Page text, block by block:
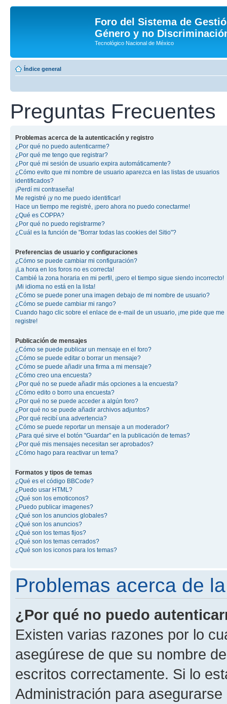
Foro del Sistema de
Género y no
Tecnológico Nacional de México
Índice general
Preguntas Frecuentes
Problemas acerca de la autenticación y registro
¿Por qué no puedo autenticarme?
¿Por qué me tengo que registrar?
¿Por qué mi sesión de usuario expira automáticamente?
¿Cómo evito que mi nombre de usuario aparezca en las listas de usuarios
identificados?
¡Perdí mi contraseña!
Me registré ¡y no me puedo identificar!
Hace un tiempo me registré, ¡pero ahora no puedo conectarme!
¿Qué es COPPA?
¿Por qué no puedo registrarme?
¿Cuál es la función de "Borrar todas las cookies del Sitio"?
Preferencias de usuario y configuraciones
¿Cómo se puede cambiar mi configuración?
¡La hora en los foros no es correcta!
Cambié la zona horaria en mi perfil, ¡pero el tiempo sigue siendo incorrecto!
¡Mi idioma no está en la lista!
¿Cómo se puede poner una imagen debajo de mi nombre de usuario?
¿Cómo se puede cambiar mi rango?
Cuando hago clic sobre el enlace de e-mail de un usuario, ¡me pide que me
registre!
Publicación de mensajes
¿Cómo se puede publicar un mensaje en el foro?
¿Cómo se puede editar o borrar un mensaje?
¿Cómo se puede añadir una firma a mi mensaje?
¿Cómo creo una encuesta?
¿Por qué no se puede añadir más opciones a la encuesta?
¿Cómo edito o borro una encuesta?
¿Por qué no se puede acceder a algún foro?
¿Por qué no se puede añadir archivos adjuntos?
¿Por qué recibí una advertencia?
¿Cómo se puede reportar un mensaje a un moderador?
¿Para qué sirve el botón "Guardar" en la publicación de temas?
¿Por qué mis mensajes necesitan ser aprobados?
¿Cómo hago para reactivar un tema?
Formatos y tipos de temas
¿Qué es el código BBCode?
¿Puedo usar HTML?
¿Qué son los emoticonos?
¿Puedo publicar imagenes?
¿Qué son los anuncios globales?
¿Qué son los anuncios?
¿Qué son los temas fijos?
¿Qué son los temas cerrados?
¿Qué son los iconos para los temas?
Problemas acerca de
¿Por qué no puedo
Existen varias razones por lo
asegúrese de que su nombre
escritos correctamente. Si lo
Administración para